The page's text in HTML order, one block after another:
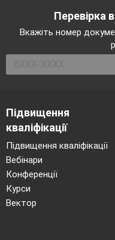
Перевірка
Вкажіть номер
Підвищення
кваліфікації
Підвищення кваліфікації
Вебінари
Конференції
Курси
Вектор